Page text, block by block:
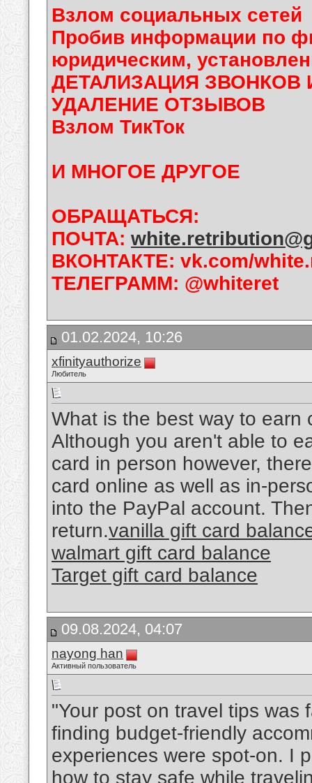
Взлом социальных сетей
Пробив информации по
юридическим,
ДЕТАЛИЗАЦИЯ ЗВОНКОВ
УДАЛЕНИЕ ОТЗЫВОВ
Взлом ТикТок
И МНОГОЕ ДРУГОЕ
ОБРАЩАТЬСЯ:
ПОЧТА:
ВКОНТАКТЕ: vk.com/
ТЕЛЕГРАММ: @whiteret
01.02.2024, 10:26
xfinityauthorize
Любитель
What is the best way to earn
Although you aren't able to
card in person however,
card online as well as in-
into the PayPal account.
return.vanilla gift card
walmart gift card balance
Target gift card balance
09.08.2024, 04:07
nayong han
Активный пользователь
"Your post on travel tips was
finding budget-friendly
experiences were spot-on. I
how to stay safe while